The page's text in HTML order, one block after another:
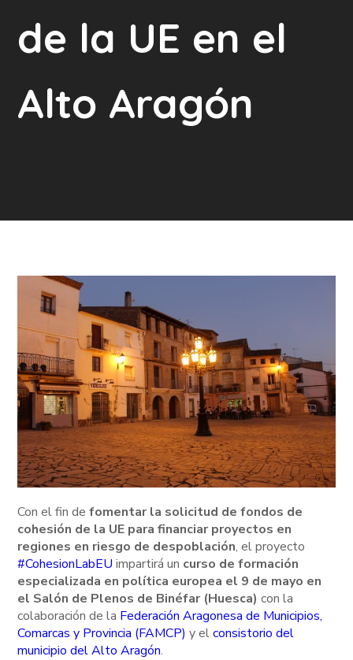
de la UE en el
Alto Aragón
Con el fin defomentar la solicitud de fondos de
cohesión de la UE para financiar proyectos en
regiones en riesgo de despoblación, el proyecto
#CohesionLabEU impartirá un curso de formación
especializada en política europea el 9 de mayo en
el Salón de Plenos de Binéfar (Huesca) con la
colaboración de la Federación Aragonesa de Municipios,
Comarcas y Provincia (FAMCP) y elconsistorio del
municipio del Alto Aragón.